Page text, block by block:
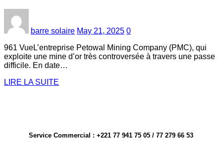
barre solaire May 21, 2025 0
961 VueL’entreprise Petowal Mining Company (PMC), qui
exploite une mine d’or très controversée à travers une passe
difficile. En date…
LIRE LA SUITE
Service Commercial : +221 77 941 75 05 / 77 279 66 53